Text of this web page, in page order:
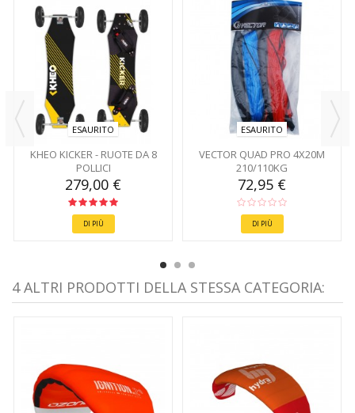
ESAURITO
KHEO KICKER - RUOTE DA 8
POLLICI
279,00 €
DI PIÙ
ESAURITO
VECTOR QUAD PRO 4X20M
210/110KG
72,95 €
DI PIÙ
4 ALTRI PRODOTTI DELLA STESSA CATEGORIA: